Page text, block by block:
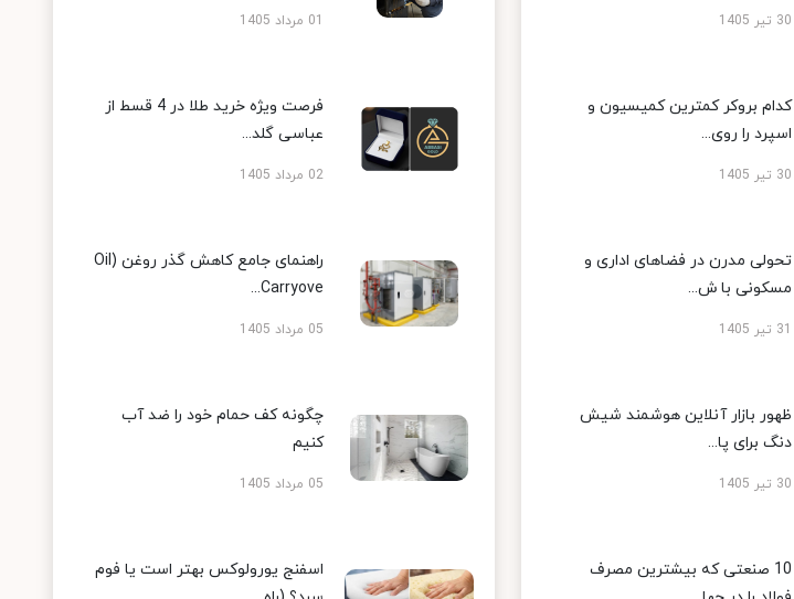
30 تیر 1405
کدام بروکر کمترین کمیسیون و
اسپرد را روی...
30 تیر 1405
تحولی مدرن در فضاهای اداری و
مسکونی با ش...
31 تیر 1405
ظهور بازار آنلاین هوشمند شیش
دنگ برای پا...
30 تیر 1405
10 صنعتی که بیشترین مصرف
01 مرداد 1405
فرصت ویژه خرید طلا در 4 قسط از
عباسی گلد...
02 مرداد 1405
راهنمای جامع کاهش گذر روغن (Oil
Carryove...
05 مرداد 1405
چگونه کف حمام خود را ضد آب
کنیم
05 مرداد 1405
اسفنج یورولوکس بهتر است یا فوم